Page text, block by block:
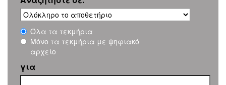
Όλα τα τεκμήρια
Μόνο τα τεκμήρια με ψηφιακό
αρχείο
για